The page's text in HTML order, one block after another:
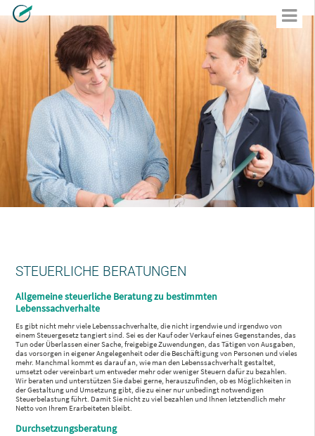
STEUERLICHE BERATUNGEN
Allgemeine steuerliche Beratung zu bestimmten
Lebenssachverhalte
Es gibt nicht mehr viele Lebenssachverhalte, die nicht irgendwie und irgendwo von
einem Steuergesetz tangiert sind. Sei es der Kauf oder Verkauf eines Gegenstandes, das
Tun oder Überlassen einer Sache, freigebige Zuwendungen, das Tätigen von Ausgaben,
das vorsorgen in eigener Angelegenheit oder die Beschäftigung von Personen und vieles
mehr. Manchmal kommt es darauf an, wie man den Lebenssachverhalt gestaltet,
umsetzt oder vereinbart um entweder mehr oder weniger Steuern dafür zu bezahlen.
Wir beraten und unterstützen Sie dabei gerne, herauszufinden, ob es Möglichkeiten in
der Gestaltung und Umsetzung gibt, die zu einer nur unbedingt notwendigen
Steuerbelastung führt. Damit Sie nicht zu viel bezahlen und Ihnen letztendlich mehr
Netto von Ihrem Erarbeiteten bleibt.
Durchsetzungsberatung